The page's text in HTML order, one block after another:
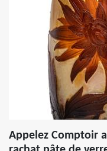
Appelez Comptoir